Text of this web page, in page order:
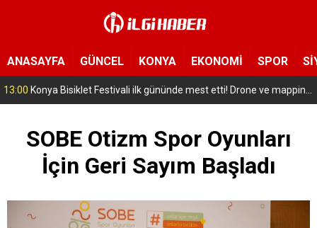
ANASAYFA GÜNCEL KONYA EKONOMİ SPOR
12:57 Seyit Sayaner, CHP Gençlik Kolları Genel Başkan Yardımcılığına getirildi
SOBE Otizm Spor Oyunları
İçin Geri Sayım Başladı